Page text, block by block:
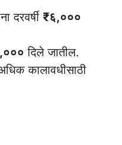
दरवर्षी ₹६,०००
दिले जातील.
कालावधीसाठी